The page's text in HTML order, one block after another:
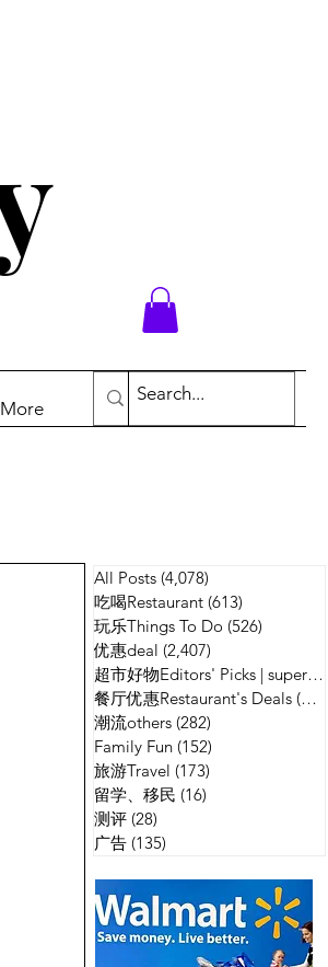
More
All Posts (4,078)
吃喝Restaurant (613)
玩乐Things To Do (526)
优惠deal (2,407)
超市好物Editors' Picks | supermarket
餐厅优惠Restaurant's Deals (134)
潮流others (282)
Family Fun (152)
旅游Travel (173)
留学、移民 (16)
测评 (28)
广告 (135)